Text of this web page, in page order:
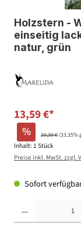
Holzstern -
einseitig
natur, grün
13,59 €*
% 20,39 €(33.35%
Inhalt: 1 Stück
Preise inkl. MwSt. zzgl.
Sofort